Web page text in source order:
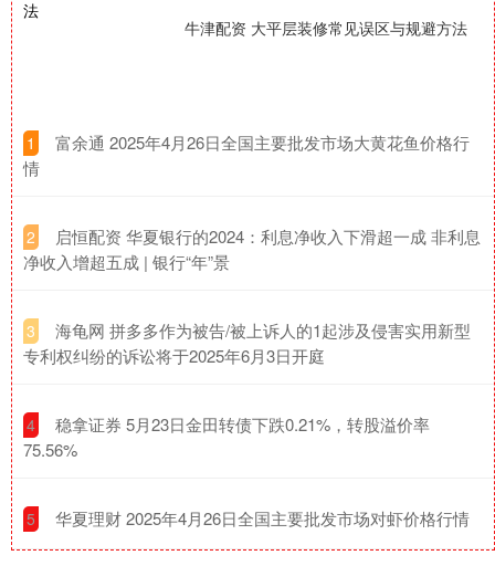
牛津配资 大平层装修常见误区与规避方法
1
​富余通 2025年4月26日全国主要批发市场大黄花鱼价格行
情
2
​启恒配资 华夏银行的2024：利息净收入下滑超一成 非利息
净收入增超五成 | 银行“年”景
3
​海龟网 拼多多作为被告/被上诉人的1起涉及侵害实用新型
专利权纠纷的诉讼将于2025年6月3日开庭
4
​稳拿证券 5月23日金田转债下跌0.21%，转股溢价率
75.56%
5 ​华夏理财 2025年4月26日全国主要批发市场对虾价格行情